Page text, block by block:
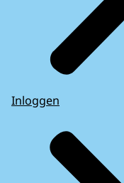
Inloggen